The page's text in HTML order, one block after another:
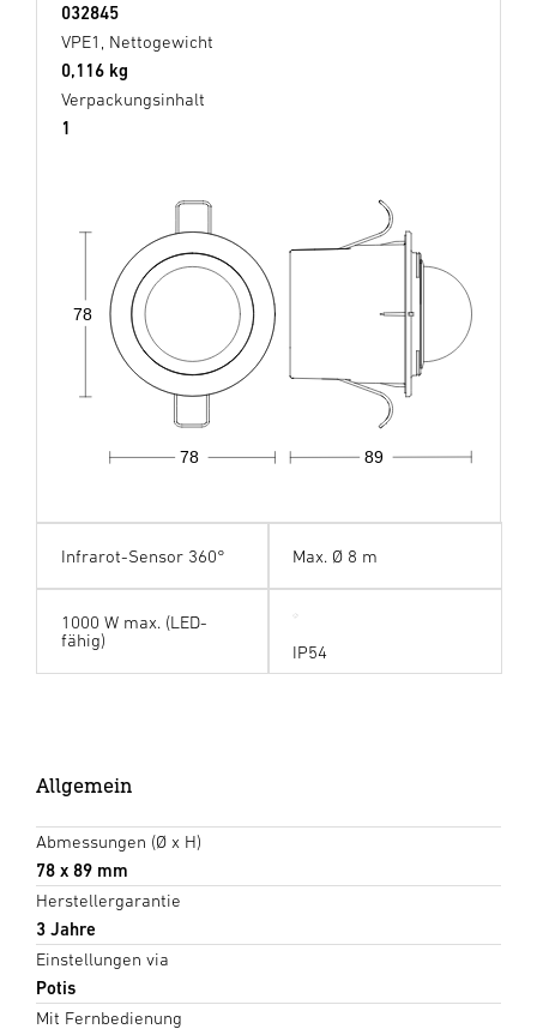
032845
VPE1, Nettogewicht
0,116 kg
Verpackungsinhalt
1
78 89
78
Infrarot-Sensor 360° Max. Ø 8 m
1000 W max. (LED-
fähig)
IP54
Allgemein
Abmessungen (Ø x H)
78 x 89 mm
Herstellergarantie
3 Jahre
Einstellungen via
Potis
Mit Fernbedienung